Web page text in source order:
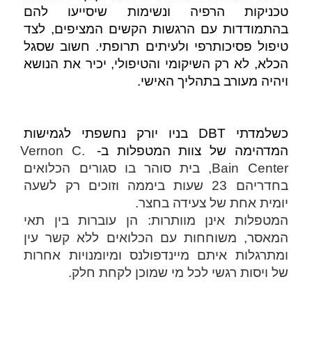
בהתמודדות עם הרגשות הקשים המציפים, לצד
טיפול פסיכותרפי ולעיתים תרופתי. חשוב שסגל
ויהיה מעורב בתהליך האישי.
כשלמדתי DBT בניו יורק נחשפתי לגמישות
המדהימה של צוות המטפלות ב-
Vernon C.
יומית אחת של צעידה בחצר.
ומתרגלות איתם מיינדפולנס ומיומנויות אחרות
של ויסות רגשי לכל מי שמוכן לקחת חלק.